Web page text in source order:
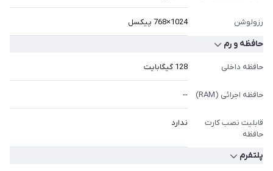
رزولوشن 1024×768 پیکسل
حافظه و رم
حافظه داخلی 128 گیگابایت
حافظه اجرائی (RAM) --
قابلیت نصب کارت
حافظه
ندارد
پلتفرم